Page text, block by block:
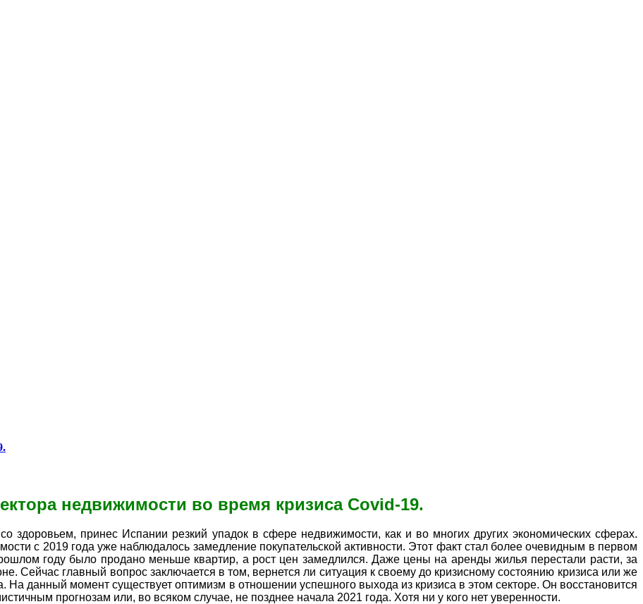
недвижимости во время кризиса Covid-19.
здоровьем, принес Испании резкий упадок в сфере недвижимости, как и во многих других экономических сферах.
с 2019 года уже наблюдалось замедление покупательской активности. Этот факт стал более очевидным в первом
году было продано меньше квартир, а рост цен замедлился. Даже цены на аренды жилья перестали расти, за
Сейчас главный вопрос заключается в том, вернется ли ситуация к своему до кризисному состоянию кризиса или же
На данный момент существует оптимизм в отношении успешного выхода из кризиса в этом секторе. Он восстановится
прогнозам или, во всяком случае, не позднее начала 2021 года. Хотя ни у кого нет уверенности.